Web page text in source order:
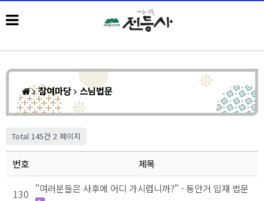
참여마당 스님법문
Total 145건 2 페이지
번호 제목
130 "여러분들은 사후에 어디 가시렵니까?" - 동안거 입재 법문